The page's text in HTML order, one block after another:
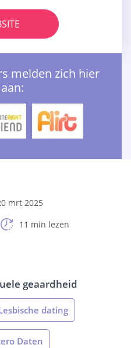
melden zich hier
mrt 2025
11 min lezen
geaardheid
dating
Daten